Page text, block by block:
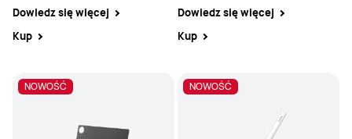
Dowiedz się więcej
Kup
Dowiedz się więcej
Kup
NOWOŚĆ NOWOŚĆ